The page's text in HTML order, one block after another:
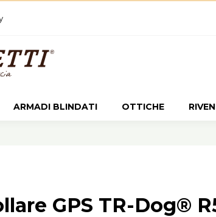
ARMADI BLINDATI OTTICHE
GPS TR-Dog®